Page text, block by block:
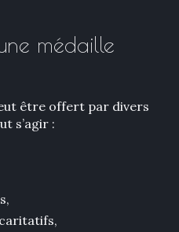
médaille
être offert par divers
s’agir :